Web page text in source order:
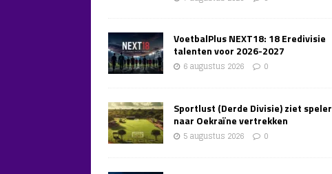
VoetbalPlus NEXT18: 18 Eredivisie
talenten voor 2026-2027
6 augustus 2026 0
Sportlust (Derde Divisie) ziet speler
naar Oekraïne vertrekken
5 augustus 2026 0